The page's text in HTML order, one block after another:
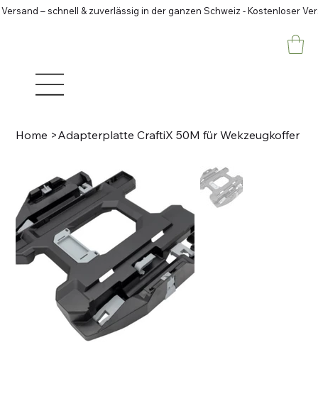
– schnell & zuverlässig in der ganzen Schweiz - Kostenloser
Home >Adapterplatte CraftiX 50M für Wekzeugkoffer